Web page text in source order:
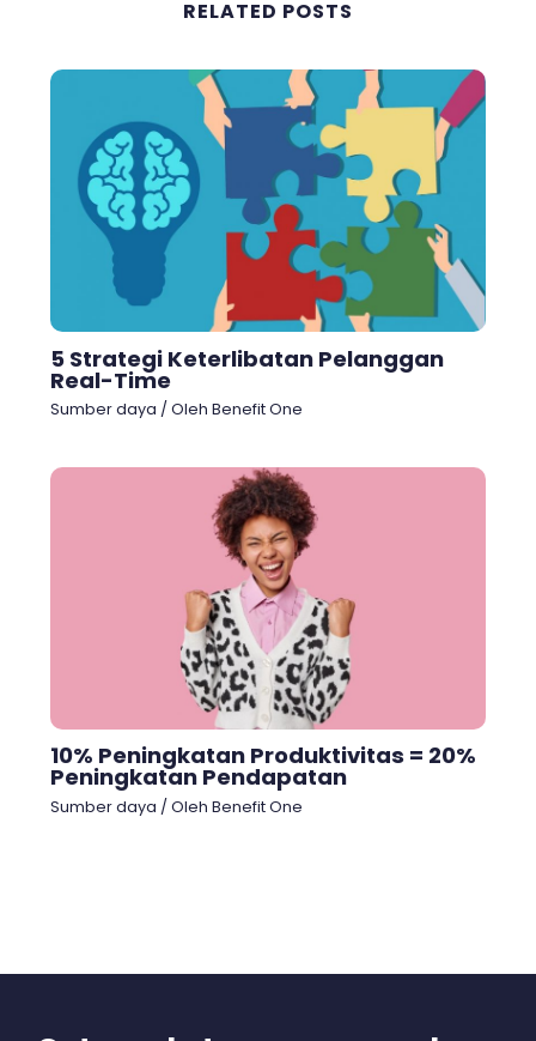
RELATED POSTS
5 Strategi Keterlibatan Pelanggan
Real-Time
Sumber daya / Oleh Benefit One
10% Peningkatan Produktivitas = 20%
Peningkatan Pendapatan
Sumber daya / Oleh Benefit One